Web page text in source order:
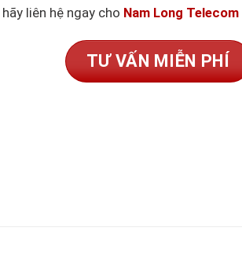
hãy liên hệ ngay cho Nam Long Telecom
TƯ VẤN MIỄN PHÍ